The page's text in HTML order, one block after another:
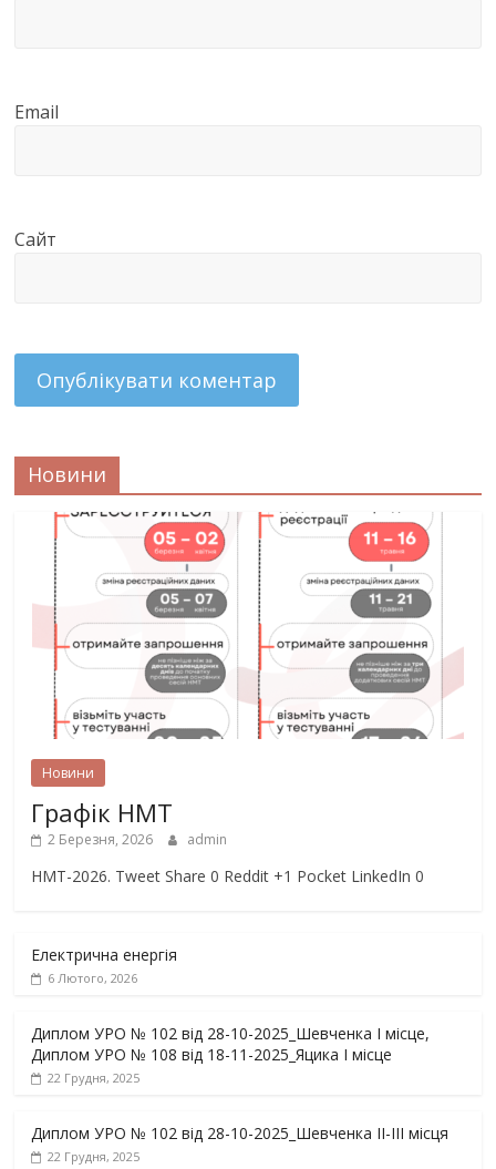
Email
Сайт
Новини
Новини
Графік НМТ
2 Березня, 2026 admin
НМТ-2026. Tweet Share 0 Reddit +1 Pocket LinkedIn 0
Електрична енергія
6 Лютого, 2026
Диплом УРО № 102 від 28-10-2025_Шевченка І місце,
Диплом УРО № 108 від 18-11-2025_Яцика І місце
22 Грудня, 2025
Диплом УРО № 102 від 28-10-2025_Шевченка ІІ-ІІІ місця
22 Грудня, 2025